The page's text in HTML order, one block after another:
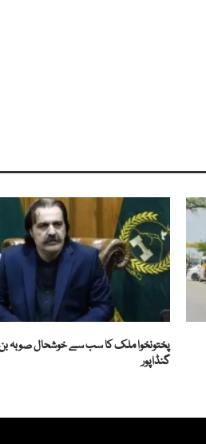
پختونخوا ملک کا سب سے خوشحال صوبہ
گنڈاپور